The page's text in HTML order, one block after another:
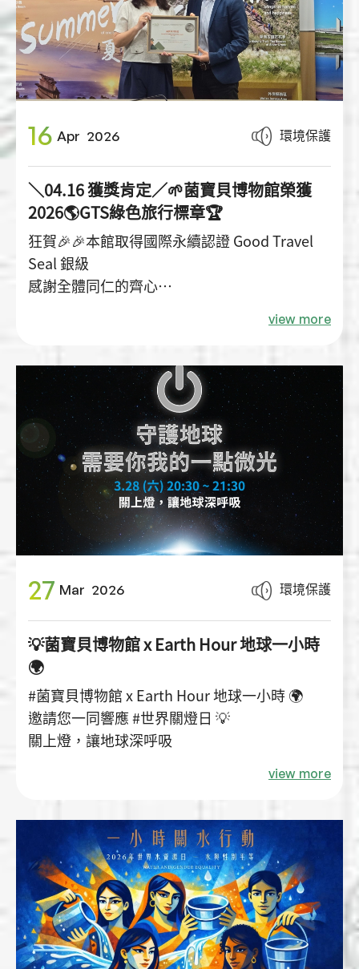
16 Apr 2026 環境保護
＼04.16 獲獎肯定／🌱菌寶貝博物館榮獲
2026🌎GTS綠色旅行標章🏆
狂賀🎉🎉本館取得國際永續認證 Good Travel
Seal 銀級
感謝全體同仁的齊心
view more
27 Mar 2026 環境保護
💡菌寶貝博物館 x Earth Hour 地球一小時
🌍
#菌寶貝博物館 x Earth Hour 地球一小時 🌍
邀請您一同響應 #世界關燈日 💡
關上燈，讓地球深呼吸
view more